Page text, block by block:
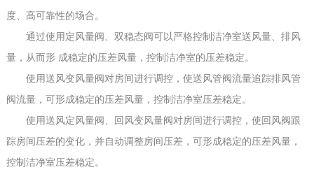
度、高可靠性的场合。
通过使用定风量阀、双稳态阀可以严格控制洁净室送风量、排风
量，从而形 成稳定的压差风量，控制洁净室的压差稳定。
使用送风变风量阀对房间进行调控，使送风管阀流量追踪排风管
阀流量，可形成稳定的压差风量，控制洁净室压差稳定。
使用送风定风量阀、回风变风量阀对房间进行调控，使回风阀跟
踪房间压差的变化，并自动调整房间压差，可形成稳定的压差风量，
控制洁净室压差稳定。